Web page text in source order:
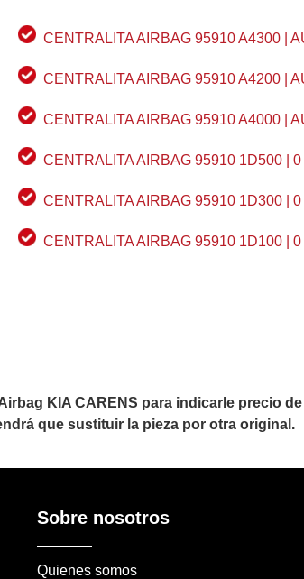
CENTRALITA AIRBAG 95910 A4300 |
CENTRALITA AIRBAG 95910 A4200 |
CENTRALITA AIRBAG 95910 A4000 |
CENTRALITA AIRBAG 95910 1D500 |
CENTRALITA AIRBAG 95910 1D300 |
CENTRALITA AIRBAG 95910 1D100 |
KIA CARENS para indicarle precio
que sustituir la pieza por otra original.
Sobre nosotros
Quienes somos